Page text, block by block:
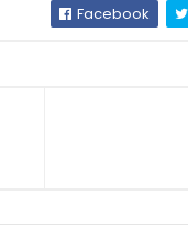
Facebook